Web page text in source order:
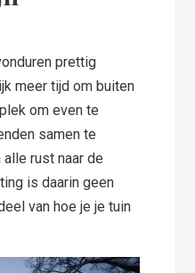
prettig
meer tijd om buiten
om even te
samen te
rust naar de
is daarin geen
van hoe je je tuin